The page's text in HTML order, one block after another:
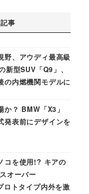
事
野、アウディ最高級
新型SUV「Q9」、
の内燃機関モデルに
か？ BMW「X3」
発表前にデザインを
コを使用!? キアの
オーバー
ロトタイプ内外を激